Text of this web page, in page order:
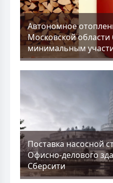
Aвтономное
Московской области
минимальным
Поставка насосной
Офисно-делового
Сберсити